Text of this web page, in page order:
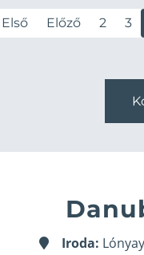
Első Előző 2 3
Iroda: